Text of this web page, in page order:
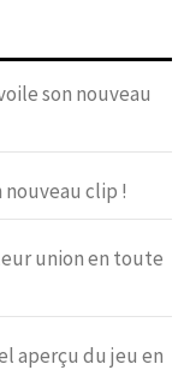
son nouveau
nouveau clip !
union en toute
aperçu du jeu en